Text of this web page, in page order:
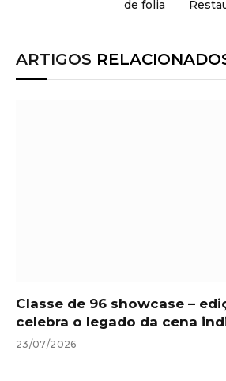
de folia
ARTIGOS
Classe de 96 showcase –
celebra o legado da cena
23/07/2026